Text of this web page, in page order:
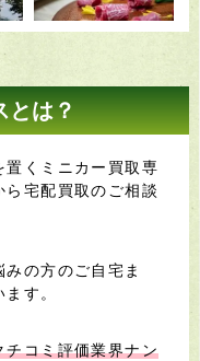
とは？
置くミニカー買取専
ら宅配買取のご相談
の方のご自宅ま
す。
チコミ評価業界ナン